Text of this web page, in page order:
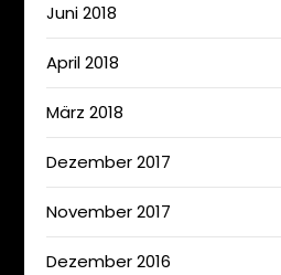
Juni 2018
April 2018
März 2018
Dezember 2017
November 2017
Dezember 2016